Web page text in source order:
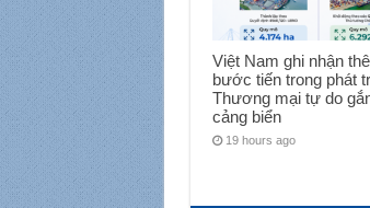
Việt Nam ghi nhận
bước tiến trong phát
Thương mại tự do
cảng biển
19 hours ago